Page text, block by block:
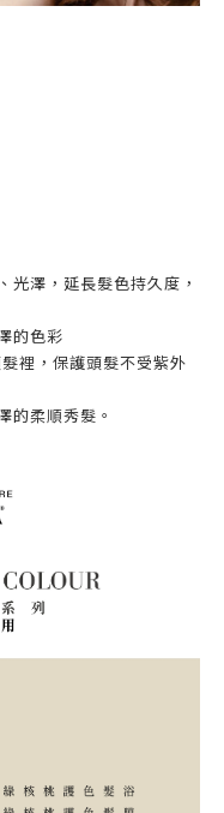
光澤，延長髮色持久度，
的色彩
裡，保護頭髮不受紫外
的柔順秀髮。